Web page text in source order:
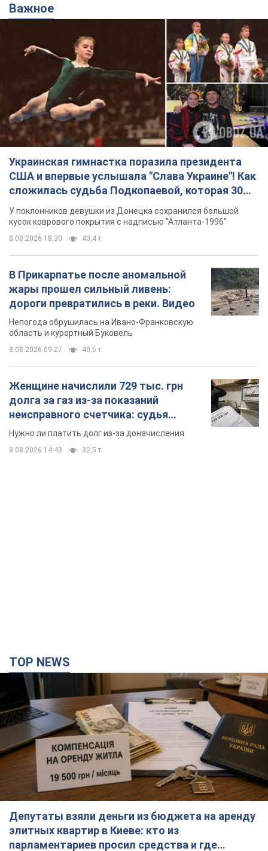
Важное
Украинская гимнастка поразила президента
США и впервые услышала "Слава Украине"! Как
сложилась судьба Подкопаевой, которая 30
лет назад завоевала "золото" Олимпиады
У поклонников девушки из Донецка сохранился большой
кусок коврового покрытия с надписью "Атланта-1996"
8.08.2026 18:30 40,4 т.
В Прикарпатье после аномальной
жары прошел сильный ливень:
дороги превратились в реки. Видео
Непогода обрушилась на Ивано-Франковскую
область и курортный Буковель
8.08.2026 09:27 40,5 т.
Женщине начислили 729 тыс. грн
долга за газ из-за показаний
неисправного счетчика: судья
вынес неожиданное решение
Нужно ли платить долг из-за доначисления
8.08.2026 14:43 32,5 т.
TOP NEWS
Депутаты взяли деньги из бюджета на аренду
элитных квартир в Киеве: кто из
парламентариев просил средства и где